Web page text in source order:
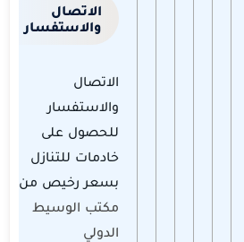
الاتصال
والاستفسار
الاتصال
والاستفسار
للحصول على
خادمات للتنازل
بسعر رخيص من
مكتب الوسيط
الدولي